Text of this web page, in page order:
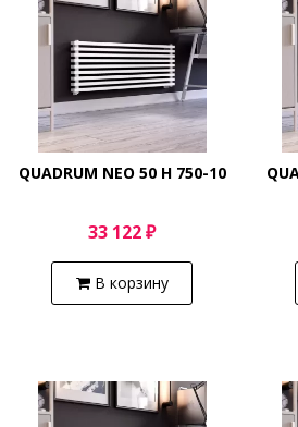
QUADRUM NEO 50 H 750-10
33 122 ₽
В корзину